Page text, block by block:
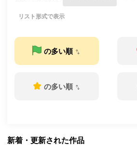
リスト形式で表示
の多い順
の多い順
新着・更新された作品